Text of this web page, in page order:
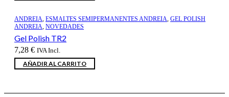
ANDREIA, ESMALTES SEMIPERMANENTES ANDREIA, GEL POLISH
ANDREIA, NOVEDADES
Gel Polish TR2
7,28 € IVA Incl.
AÑADIR AL CARRITO